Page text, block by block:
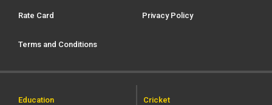
Rate Card Privacy Policy
Terms and Conditions
Education Cricket